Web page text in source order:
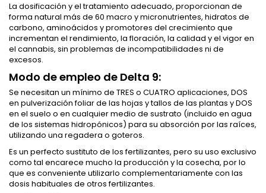
La dosificación y el tratamiento adecuado, proporcionan de
forma natural más de 60 macro y micronutrientes, hidratos de
carbono, aminoácidos y promotores del crecimiento que
incrementan el rendimiento, la floración, la calidad y el vigor en
el cannabis, sin problemas de incompatibilidades ni de
excesos.
Modo de empleo de Delta 9:
Se necesitan un mínimo de TRES o CUATRO aplicaciones, DOS
en pulverización foliar de las hojas y tallos de las plantas y DOS
en el suelo o en cualquier medio de sustrato (incluido en agua
de los sistemas hidropónicos) para su absorción por las raíces,
utilizando una regadera o goteros.
Es un perfecto sustituto de los fertilizantes, pero su uso exclusivo
como tal encarece mucho la producción y la cosecha, por lo
que es conveniente utilizarlo complementariamente con las
dosis habituales de otros fertilizantes.